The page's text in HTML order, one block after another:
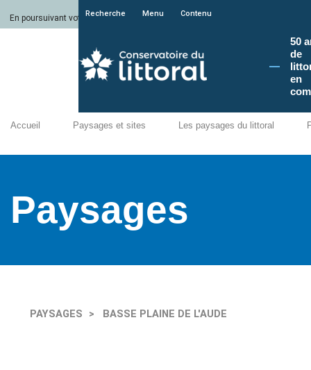
En poursuivant votre navigation sur le site du Conservatoire du littoral, vous
Recherche Menu Contenu
50
de
en
Accueil Paysages et sites Les paysages du littoral
Paysages
PAYSAGES BASSE PLAINE DE L'AUDE